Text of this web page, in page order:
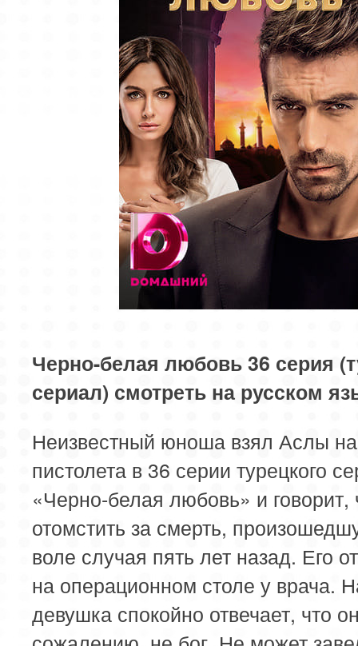
58 серия
59 серия
62 серия
63 серия
66 серия
67 серия
70 серия
71 серия
74 серия
75 серия
78 серия
79 серия
82 серия
83 серия
86 серия
87 серия
89 серия
90 серия
91 серия
93 серия
94 серия 95 серия
Черно-белая любовь 36 серия
сериал) смотреть на русском
Неизвестный юноша взял Аслы
пистолета в 36 серии турецкого
«Черно-белая любовь» и говорит,
отомстить за смерть,
воле случая пять лет назад. Его
на операционном столе у врача.
девушка спокойно отвечает, что